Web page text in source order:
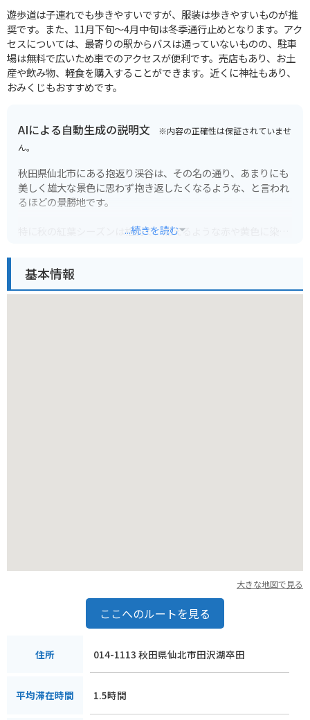
遊歩道は子連れでも歩きやすいですが、服装は歩きやすいものが推
奨です。また、11月下旬～4月中旬は冬季通行止めとなります。アク
セスについては、最寄りの駅からバスは通っていないものの、駐車
場は無料で広いため車でのアクセスが便利です。売店もあり、お土
産や飲み物、軽食を購入することができます。近くに神社もあり、
おみくじもおすすめです。
AIによる自動生成の説明文 ※内容の正確性は保証されていませ
ん。
秋田県仙北市にある抱返り渓谷は、その名の通り、あまりにも
美しく雄大な景色に思わず抱き返したくなるような、と言われ
るほどの景勝地です。
特に秋の紅葉シーズンは格別で、燃えるような赤や黄色に染ま
ながら散策を楽しむことができます。
...続きを読む
基本情報
大きな地図で見る
ここへのルートを見る
住所 014-1113 秋田県仙北市田沢湖卒田
平均滞在時間 1.5時間